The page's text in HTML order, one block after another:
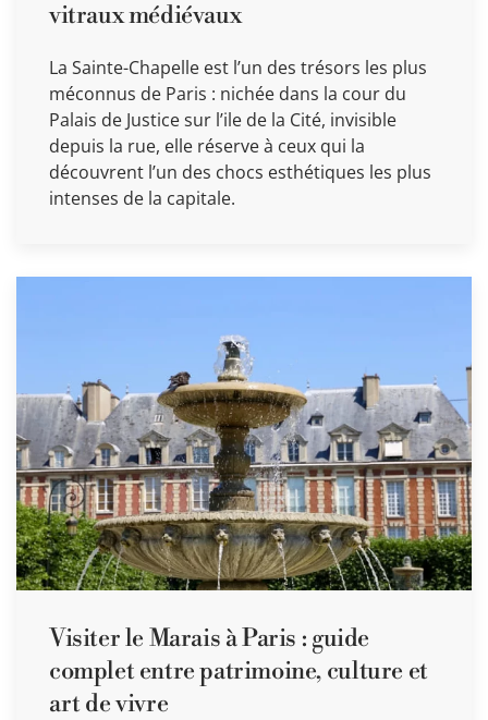
vitraux médiévaux
La Sainte-Chapelle est l’un des trésors les plus
méconnus de Paris : nichée dans la cour du
Palais de Justice sur l’ile de la Cité, invisible
depuis la rue, elle réserve à ceux qui la
découvrent l’un des chocs esthétiques les plus
intenses de la capitale.
Visiter le Marais à Paris : guide
complet entre patrimoine, culture et
art de vivre